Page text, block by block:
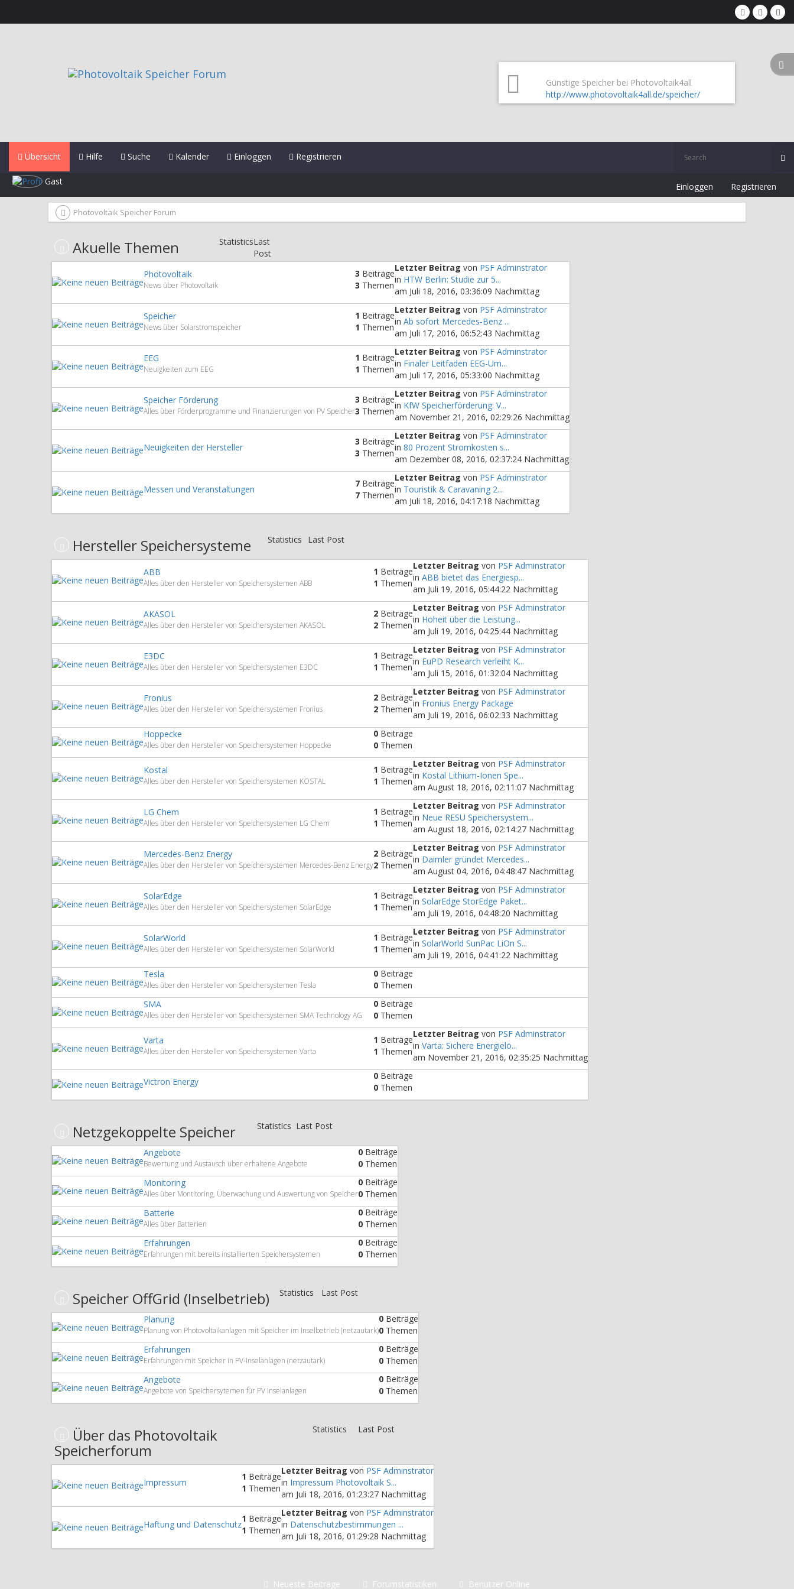
Günstige Speicher bei Photovoltaik4all
http://www.photovoltaik4all.de/speicher/
Übersicht Hilfe Suche Kalender Einloggen Registrieren
Gast Einloggen Registrieren
Photovoltaik Speicher Forum
Akuelle Themen StatisticsLast
Post
Photovoltaik
News über Photovoltaik
3 Beiträge
3 Themen
Letzter Beitrag von PSF Adminstrator
in HTW Berlin: Studie zur 5...
am Juli 18, 2016, 03:36:09 Nachmittag
Speicher
News über Solarstromspeicher
1 Beiträge
1 Themen
Letzter Beitrag von PSF Adminstrator
inAb sofort Mercedes-Benz ...
am Juli 17, 2016, 06:52:43 Nachmittag
EEG
Neuigkeiten zum EEG
1 Beiträge
1 Themen
Letzter Beitrag von PSF Adminstrator
in Finaler Leitfaden EEG-Um...
am Juli 17, 2016, 05:33:00 Nachmittag
Speicher Förderung
Alles über Förderprogramme und Finanzierungen von PV Speicher
3 Beiträge
3 Themen
Letzter Beitrag von PSF Adminstrator
in KfW Speicherförderung: V...
am November 21, 2016, 02:29:26 Nachmittag
Neuigkeiten der Hersteller
3 Beiträge
3 Themen
Letzter Beitrag von PSF Adminstrator
in80 Prozent Stromkosten s...
am Dezember 08, 2016, 02:37:24 Nachmittag
Messen und Veranstaltungen
7 Beiträge
7 Themen
Letzter Beitrag von PSF Adminstrator
in Touristik & Caravaning 2...
am Juli 18, 2016, 04:17:18 Nachmittag
Hersteller Speichersysteme Statistics Last Post
ABB
Alles über den Hersteller von Speichersystemen ABB
1 Beiträge
1 Themen
Letzter Beitrag von PSF Adminstrator
inABB bietet das Energiesp...
am Juli 19, 2016, 05:44:22 Nachmittag
AKASOL
Alles über den Hersteller von Speichersystemen AKASOL
2 Beiträge
2 Themen
Letzter Beitrag von PSF Adminstrator
in Hoheit über die Leistung...
am Juli 19, 2016, 04:25:44 Nachmittag
E3DC
Alles über den Hersteller von Speichersystemen E3DC
1 Beiträge
1 Themen
Letzter Beitrag von PSF Adminstrator
in EuPD Research verleiht K...
am Juli 15, 2016, 01:32:04 Nachmittag
Fronius
Alles über den Hersteller von Speichersystemen Fronius
2 Beiträge
2 Themen
Letzter Beitrag von PSF Adminstrator
in Fronius Energy Package
am Juli 19, 2016, 06:02:33 Nachmittag
Hoppecke
Alles über den Hersteller von Speichersystemen Hoppecke
0 Beiträge
0 Themen
Kostal
Alles über den Hersteller von Speichersystemen KOSTAL
1 Beiträge
1 Themen
Letzter Beitrag von PSF Adminstrator
in Kostal Lithium-Ionen Spe...
am August 18, 2016, 02:11:07 Nachmittag
LG Chem
Alles über den Hersteller von Speichersystemen LG Chem
1 Beiträge
1 Themen
Letzter Beitrag von PSF Adminstrator
in Neue RESU Speichersystem...
am August 18, 2016, 02:14:27 Nachmittag
Mercedes-Benz Energy
Alles über den Hersteller von Speichersystemen Mercedes-Benz Energy
2 Beiträge
2 Themen
Letzter Beitrag von PSF Adminstrator
in Daimler gründet Mercedes...
am August 04, 2016, 04:48:47 Nachmittag
SolarEdge
Alles über den Hersteller von Speichersystemen SolarEdge
1 Beiträge
1 Themen
Letzter Beitrag von PSF Adminstrator
inSolarEdge StorEdge Paket...
am Juli 19, 2016, 04:48:20 Nachmittag
SolarWorld
Alles über den Hersteller von Speichersystemen SolarWorld
1 Beiträge
1 Themen
Letzter Beitrag von PSF Adminstrator
inSolarWorld SunPac LiOn S...
am Juli 19, 2016, 04:41:22 Nachmittag
Tesla
Alles über den Hersteller von Speichersystemen Tesla
0 Beiträge
0 Themen
SMA
Alles über den Hersteller von Speichersystemen SMA Technology AG
0 Beiträge
0 Themen
Varta
Alles über den Hersteller von Speichersystemen Varta
1 Beiträge
1 Themen
Letzter Beitrag von PSF Adminstrator
inVarta: Sichere Energielö...
am November 21, 2016, 02:35:25 Nachmittag
Victron Energy
0 Beiträge
0 Themen
Netzgekoppelte Speicher Statistics Last Post
Angebote
Bewertung und Austausch über erhaltene Angebote
0 Beiträge
0 Themen
Monitoring
Alles über Montitoring, Überwachung und Auswertung von Speicher
0 Beiträge
0 Themen
Batterie
Alles über Batterien
0 Beiträge
0 Themen
Erfahrungen
Erfahrungen mit bereits installierten Speichersystemen
0 Beiträge
0 Themen
Speicher OffGrid (Inselbetrieb) Statistics Last Post
Planung
Planung von Photovoltaikanlagen mit Speicher im Inselbetrieb (netzautark)
0 Beiträge
0 Themen
Erfahrungen
Erfahrungen mit Speicher in PV-Inselanlagen (netzautark)
0 Beiträge
0 Themen
Angebote
Angebote von Speichersytemen für PV Inselanlagen
0 Beiträge
0 Themen
Über das Photovoltaik
Speicherforum
Statistics Last Post
Impressum
1 Beiträge
1 Themen
Letzter Beitrag von PSF Adminstrator
in Impressum Photovoltaik S...
am Juli 18, 2016, 01:23:27 Nachmittag
Haftung und Datenschutz
1 Beiträge
1 Themen
Letzter Beitrag von PSF Adminstrator
in Datenschutzbestimmungen ...
am Juli 18, 2016, 01:29:28 Nachmittag
Neueste Beiträge Forumstatistiken Benutzer Online